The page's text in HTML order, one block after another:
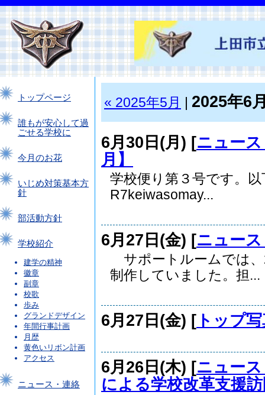
トップページ
誰もが安心して過
ごせる学校に
今月のお花
いじめ対策基本方
針
部活動方針
学校紹介
建学の精神
徽章
副章
校歌
歩み
グランドデザイン
年間行事計画
月歴
黄色いリボン計画
アクセス
ニュース・連絡
« 2025年5月 2025年6
6月30日(月) [ニュー
月】
学校便り第３号です。
R7keiwasomay...
6月27日(金) [ニュー
サポートルームでは、
制作していました。担...
6月27日(金) [ トップ
6月26日(木) [ニュー
による学校改革支援